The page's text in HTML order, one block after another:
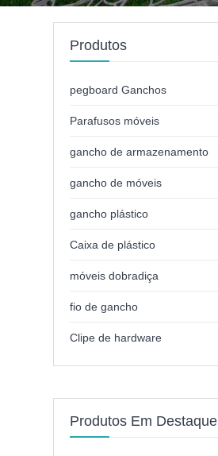
Produtos
pegboard Ganchos
Parafusos móveis
gancho de armazenamento
gancho de móveis
gancho plástico
Caixa de plástico
móveis dobradiça
fio de gancho
Clipe de hardware
Produtos Em Destaque